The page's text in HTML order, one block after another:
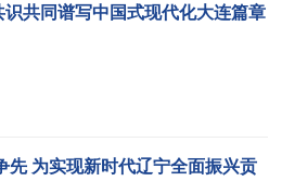
共同谱写中国式现代化大连篇章
先 为实现新时代辽宁全面振兴贡